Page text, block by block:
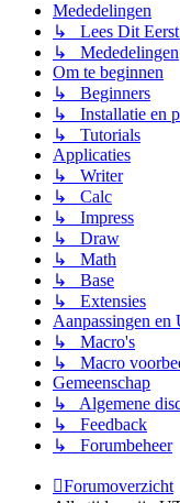
Mededelingen
↳ Lees Dit
↳ Mededelingen
Om te beginnen
↳ Beginners
↳ Installatie en
↳ Tutorials
Applicaties
↳ Writer
↳ Calc
↳ Impress
↳ Draw
↳ Math
↳ Base
↳ Extensies
Aanpassingen en
↳ Macro's
↳ Macro
Gemeenschap
↳ Algemene
↳ Feedback
↳ Forumbeheer
Forumoverzicht